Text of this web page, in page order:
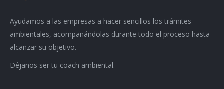
Ayudamos a las empresas a hacer sencillos los trámites
ambientales, acompañándolas durante todo el proceso hasta
alcanzar su objetivo.
Déjanos ser tu coach ambiental.